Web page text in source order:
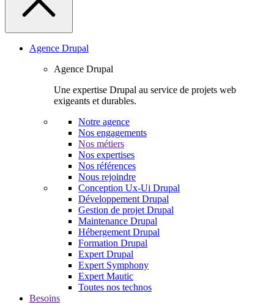
Agence Drupal
Agence Drupal
Une expertise Drupal au service de projets web
exigeants et durables.
Notre agence
Nos engagements
Nos métiers
Nos expertises
Nos références
Nous rejoindre
Conception Ux-Ui Drupal
Développement Drupal
Gestion de projet Drupal
Maintenance Drupal
Hébergement Drupal
Formation Drupal
Expert Drupal
Expert Symphony
Expert Mautic
Toutes nos technos
Besoins